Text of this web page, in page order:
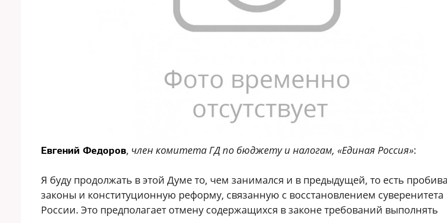
Евгений Федоров, член комитета ГД по бюджету и налогам, «Единая Россия»:
Я буду продолжать в этой Думе то, чем занимался и в предыдущей, то есть
законы и конституционную реформу, связанную с восстановлением суверенитета
России. Это предполагает отмену содержащихся в законе требований выполнять